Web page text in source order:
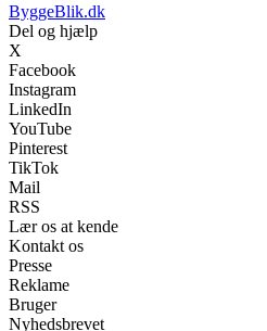
ByggeBlik.dk
Del og hjælp
X
Facebook
Instagram
LinkedIn
YouTube
Pinterest
TikTok
Mail
RSS
Lær os at kende
Kontakt os
Presse
Reklame
Bruger
Nyhedsbrevet